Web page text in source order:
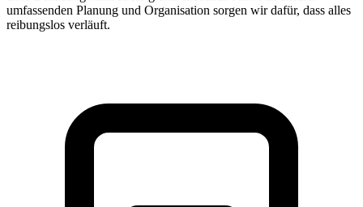
umfassenden Planung und Organisation sorgen wir dafür, dass alles
reibungslos verläuft.